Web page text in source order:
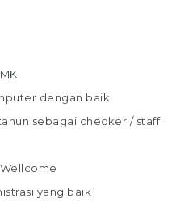
dengan baik
sebagai checker / staff
yang baik